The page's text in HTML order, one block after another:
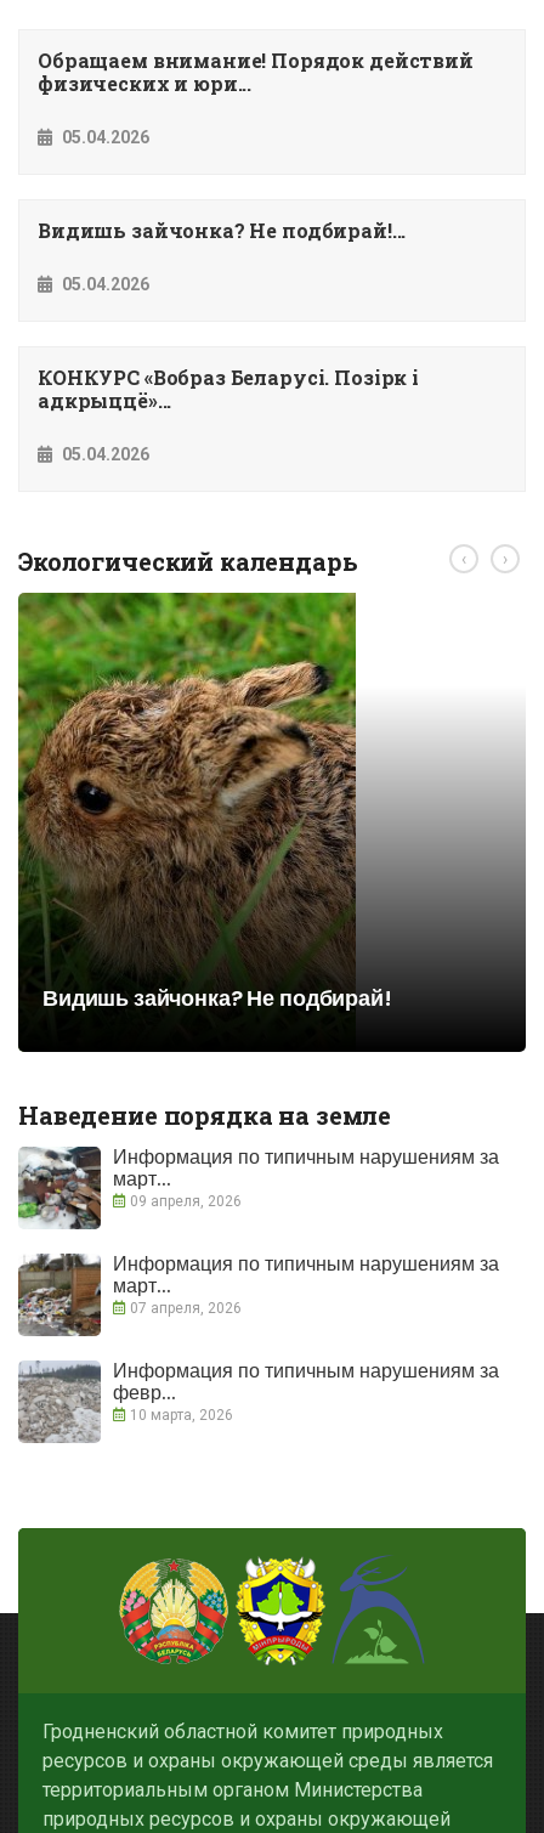
Обращаем внимание! Порядок действий
физических и юри...
05.04.2026
Видишь зайчонка? Не подбирай!...
05.04.2026
КОНКУРС «Вобраз Беларусi. Позiрк i
адкрыццё»...
05.04.2026
Экологический календарь
Видишь зайчонка? Не подбирай!
‹ ›
Наведение порядка на земле
Информация по типичным нарушениям за
март...
09 апреля, 2026
Информация по типичным нарушениям за
март...
07 апреля, 2026
Информация по типичным нарушениям за
февр...
10 марта, 2026
Гродненский областной комитет природных
ресурсов и охраны окружающей среды является
территориальным органом Министерства
природных ресурсов и охраны окружающей